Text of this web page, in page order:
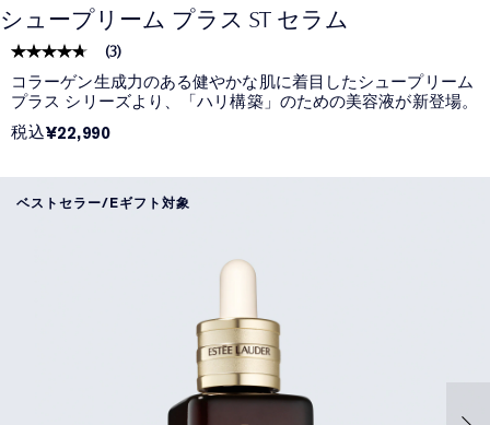
シュープリーム プラス ST セラム
(3)
コラーゲン生成力のある健やかな肌に着目したシュープリーム
プラス シリーズより、「ハリ構築」のための美容液が新登場。
税込¥22,990
ベストセラー/Eギフト対象